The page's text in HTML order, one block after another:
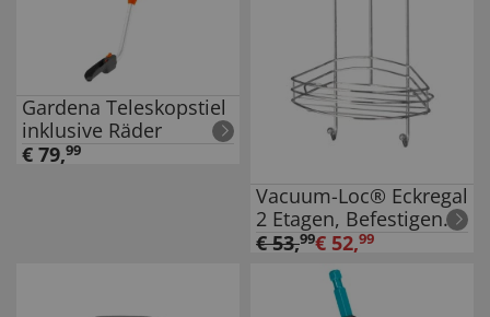
Gardena Teleskopstiel
inklusive Räder
€ 79,99
Vacuum-Loc® Eckregal
2 Etagen, Befestigen
ohne bohren
€53,99€ 52,99